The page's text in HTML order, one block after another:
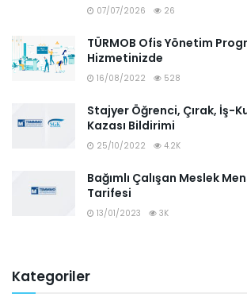
07/07/2026 26
TÜRMOB Ofis Yönetim
Hizmetinizde
16/08/2022 528
Stajyer Öğrenci, Çırak, İş-
Kazası Bildirimi
25/10/2022 4.2K
Bağımlı Çalışan Meslek
Tarifesi
13/01/2023 3K
Kategoriler